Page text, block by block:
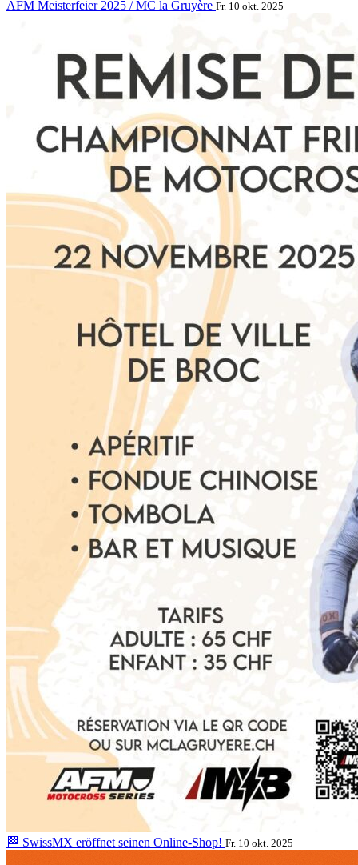
AFM Meisterfeier 2025 / MC la Gruyère Fr. 10 okt. 2025
🏁 SwissMX eröffnet seinen Online-Shop! Fr. 10 okt. 2025